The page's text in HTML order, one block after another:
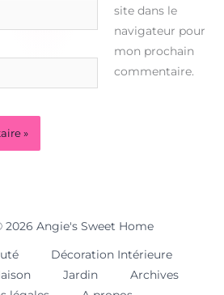
site dans le
navigateur pour
mon prochain
commentaire.
Angie's Sweet Home
Décoration Intérieure
Jardin
Archives